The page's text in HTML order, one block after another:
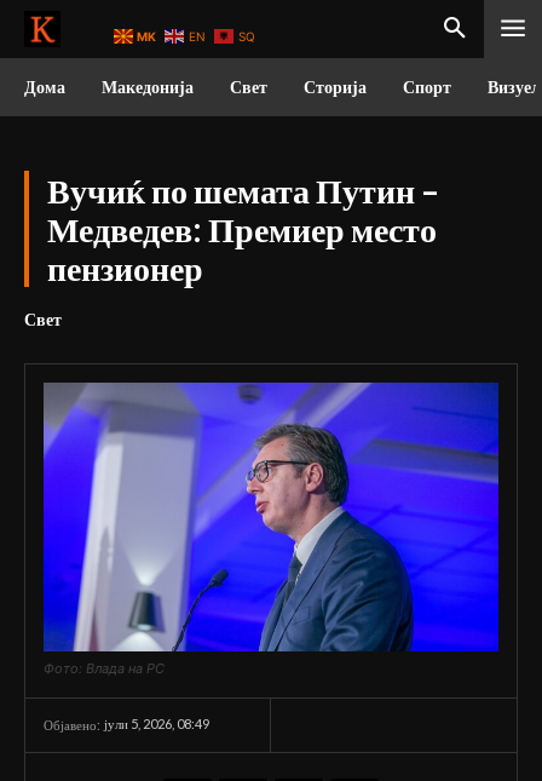
Дома Македонија Свет Сторија Спорт
Вучиќ по шемата Путин –
Медведев: Премиер место
пензионер
Свет
Фото: Влада на РС
Објавено: јули 5, 2026, 08:49
MK EN SQ